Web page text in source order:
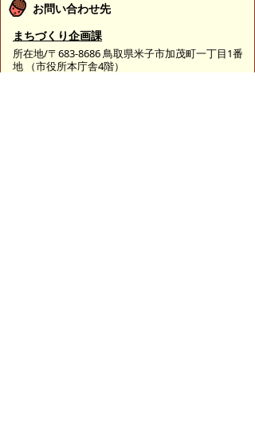
お問い合わせ先
まちづくり企画課
所在地/〒683-8686 鳥取県米子市加茂町一丁目1番
地 （市役所本庁舎4階）